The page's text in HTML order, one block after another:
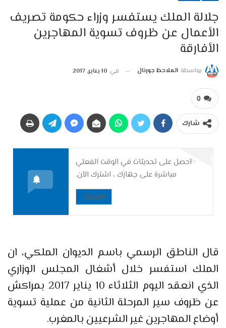
جلالة الملك يستفسر وزراء حكومة تصريف
الأعمال عن ظروف تسوية المهاجرين
الأفارقة
بواسطة الملاحظ جورنال في 10 يناير, 2017
0
شارك
احصل على تحديثات في الوقت الفعلي
مباشرة على جهازك ، اشترك الآن.
الاشتراك
قال الناطق الرسمي باسم الديوان الملكي، ان
الملك استفسر خلال أشغال المجلس الوزاري
الذي انعقد اليوم الثلاثاء 10 يناير 2017 بمراكش
عن ظروف سير المرحلة الثانية من عملية تسوية
أوضاع المهاجرين غير الشرعيين بالمغرب.